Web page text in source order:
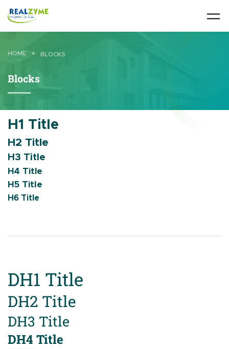
Blocks
HOME • BLOCKS
H1 Title
H2 Title
H3 Title
H4 Title
H5 Title
H6 Title
DH1 Title
DH2 Title
DH3 Title
DH4 Title